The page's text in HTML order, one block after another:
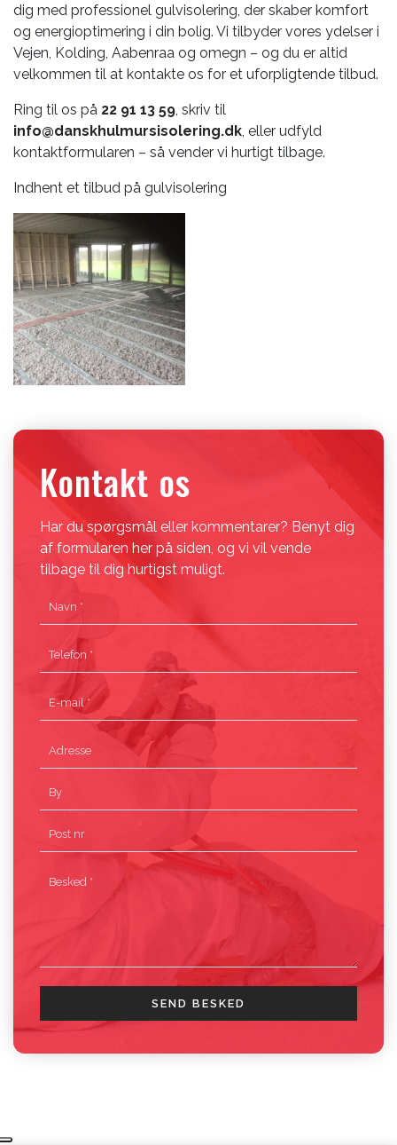
dig med professionel gulvisolering, der skaber komfort
og energioptimering i din bolig. Vi tilbyder vores ydelser i
Vejen, Kolding, Aabenraa og omegn – og du er altid
velkommen til at kontakte os for et uforpligtende tilbud.
Ring til os på 22 91 13 59, skriv til
info@danskhulmursisolering.dk, eller udfyld
kontaktformularen – så vender vi hurtigt tilbage.
Indhent et tilbud på gulvisolering
Kontakt os
Har du spørgsmål eller kommentarer? Benyt dig
af formularen her på siden, og vi vil vende
tilbage til dig hurtigst muligt.